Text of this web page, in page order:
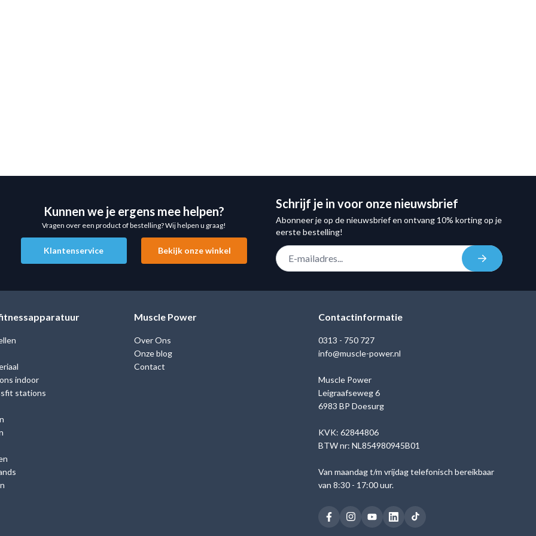
zijn deze Parallettes
bieden stabiliteit,
oefeningen.
Kunnen we je ergens mee helpen?
Vragen over een product of bestelling? Wij helpen u graag!
Klantenservice Bekijk onze winkel
Schrijf je in voor onze nieuwsbrief
Abonneer je op de nieuwsbrief en ontvang 10% korting op je
eerste bestelling!
E-mail adres
Inschrijven
indoor
stations
Muscle Power
Over Ons
Onze blog
Contact
Contactinformatie
0313 - 750 727
info@muscle-power.nl
Muscle Power
Leigraafseweg 6
6983 BP Doesurg
KVK: 62844806
BTW nr: NL854980945B01
Van maandag t/m vrijdag telefonisch bereikbaar
van 8:30 - 17:00 uur.